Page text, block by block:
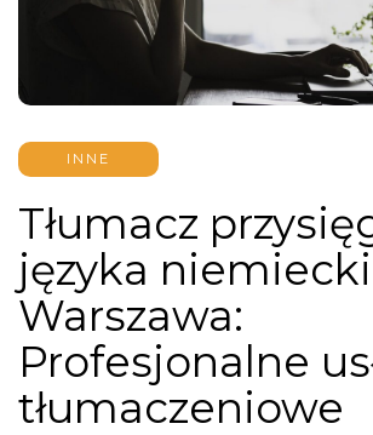
INNE
Tłumacz
języka
Warszawa:
Profesjonalne
tłumaczeniowe